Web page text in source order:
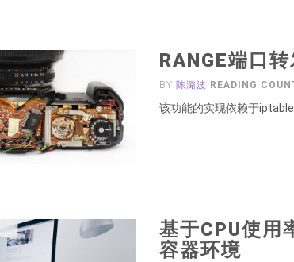
RANGE端口
BY 陈潞波 READING
该功能的实现依赖于
基于CPU使用
容器环境